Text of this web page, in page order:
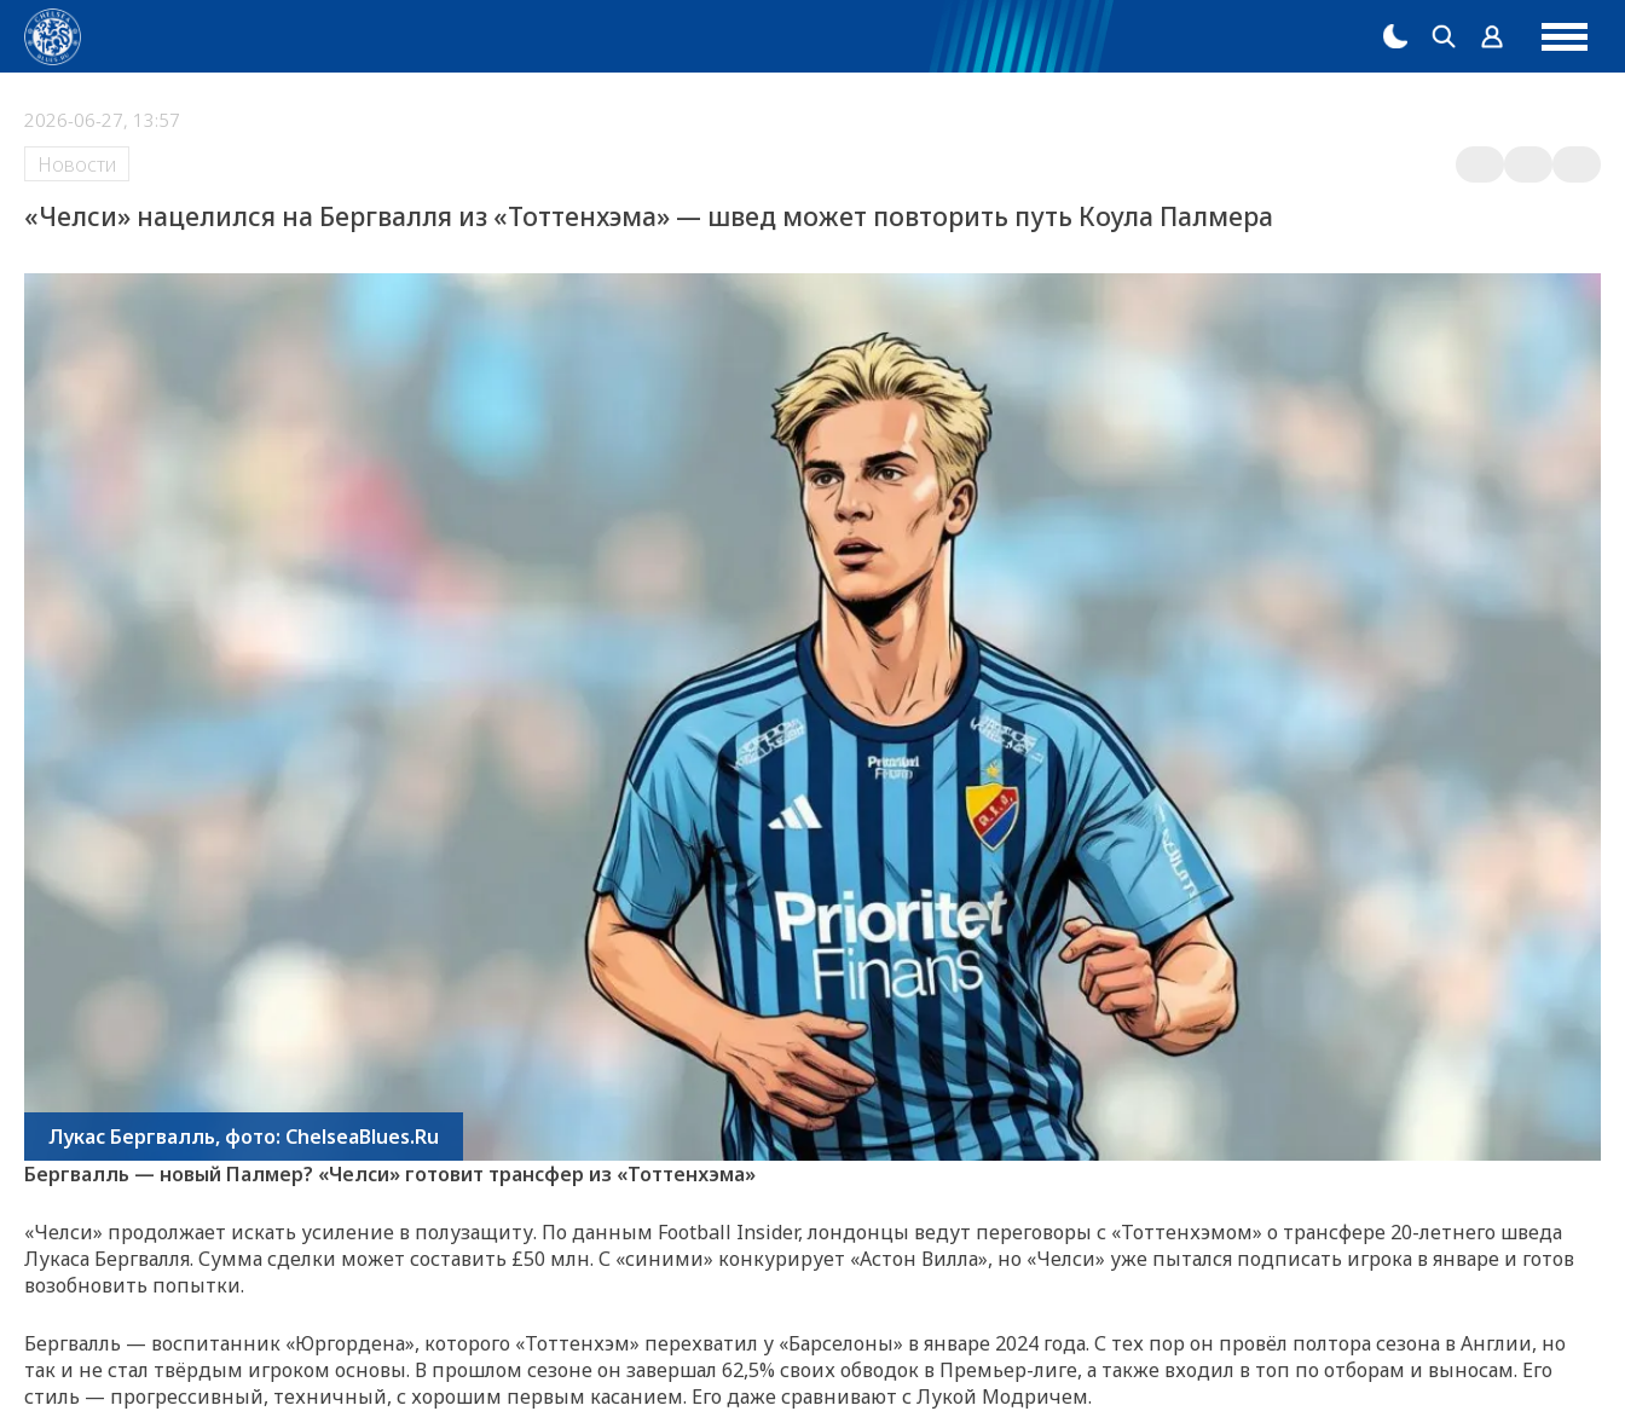
2026-06-27, 13:57
Новости
«Челси» нацелился на Бергвалля из «Тоттенхэма» — швед может повторить путь Коула Палмера
Лукас Бергвалль, фото: ChelseaBlues.Ru
Бергвалль — новый Палмер? «Челси» готовит трансфер из «Тоттенхэма»
«Челси» продолжает искать усиление в полузащиту. По данным Football Insider, лондонцы ведут переговоры с «Тоттенхэмом» о трансфере 20-летнего шведа
Лукаса Бергвалля. Сумма сделки может составить £50 млн. С «синими» конкурирует «Астон Вилла», но «Челси» уже пытался подписать игрока в январе и готов
возобновить попытки.
Бергвалль — воспитанник «Юргордена», которого «Тоттенхэм» перехватил у «Барселоны» в январе 2024 года. С тех пор он провёл полтора сезона в Англии, но
так и не стал твёрдым игроком основы. В прошлом сезоне он завершал 62,5% своих обводок в Премьер-лиге, а также входил в топ по отборам и выносам. Его
стиль — прогрессивный, техничный, с хорошим первым касанием. Его даже сравнивают с Лукой Модричем.